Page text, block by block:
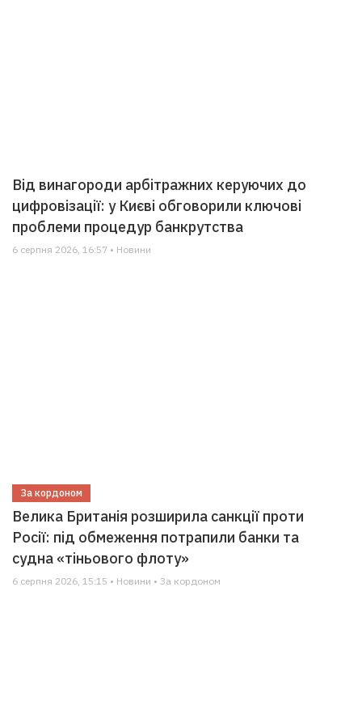
Від винагороди арбітражних керуючих до
цифровізації: у Києві обговорили ключові
проблеми процедур банкрутства
6 серпня 2026, 16:57 • Новини
За кордоном
Велика Британія розширила санкції проти
Росії: під обмеження потрапили банки та
судна «тіньового флоту»
6 серпня 2026, 15:15 • Новини • За кордоном